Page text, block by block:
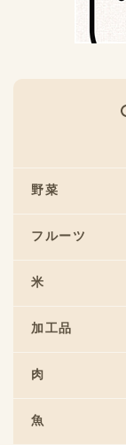
野菜
フルーツ
米
加工品
肉
魚